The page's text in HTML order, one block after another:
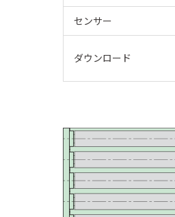
センサー
ダウンロード